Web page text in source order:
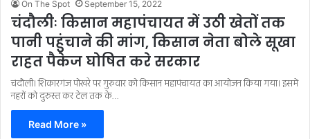
On The Spot September 15, 2022
चंदौलीः किसान महापंचायत में उठी खेतों तक
पानी पहुंचाने की मांग, किसान नेता बोले सूखा
राहत पैकेज घोषित करे सरकार
चंदौली। शिकारगंज पोखरे पर गुरुवार को किसान महापंचायत का आयोजन किया गया। इसमें
नहरों को दुरुस्त कर टेल तक के…
Read More »